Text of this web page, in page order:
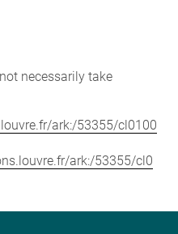
necessarily take
ark:/53355/cl0100
ark:/53355/cl0